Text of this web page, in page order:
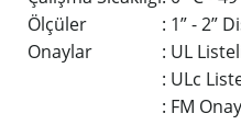
Ölçüler
: 1” - 2”
Onaylar
: UL
: ULc
: FM